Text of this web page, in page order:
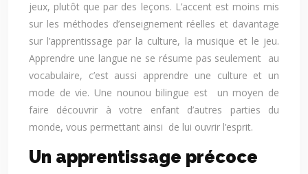
jeux, plutôt que par des leçons. L’accent est moins mis
sur les méthodes d’enseignement réelles et davantage
sur l’apprentissage par la culture, la musique et le jeu.
Apprendre une langue ne se résume pas seulement au
vocabulaire, c’est aussi apprendre une culture et un
mode de vie. Une nounou bilingue est un moyen de
faire découvrir à votre enfant d’autres parties du
monde, vous permettant ainsi de lui ouvrir l’esprit.
Un apprentissage précoce